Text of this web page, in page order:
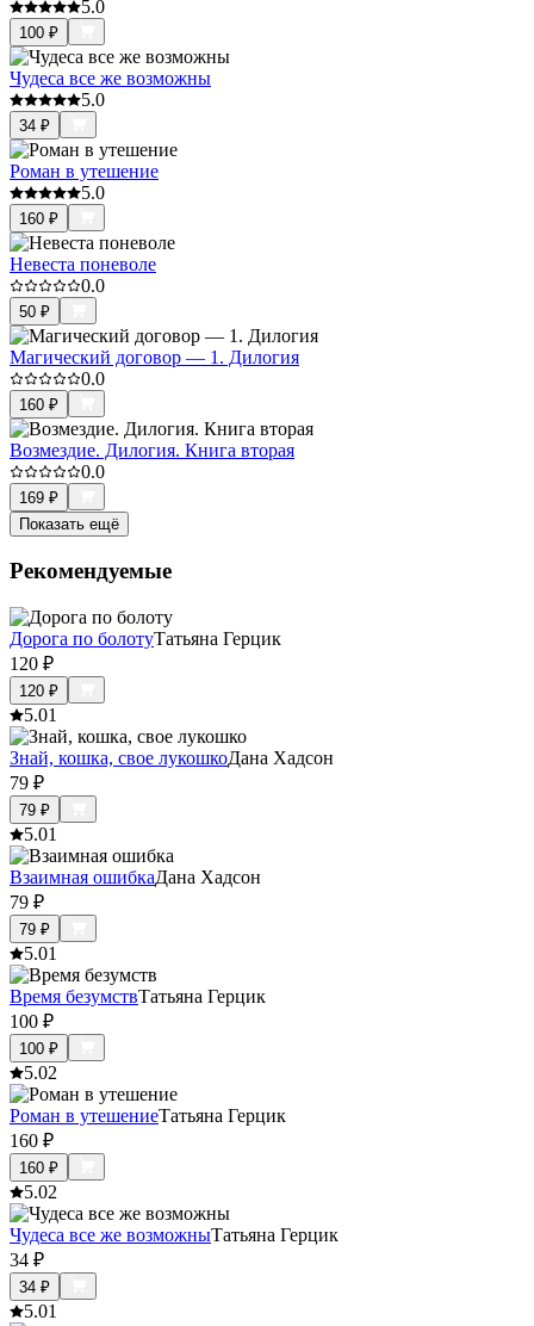
5.0
100 ₽
Чудеса все же возможны
5.0
34 ₽
Роман в утешение
5.0
160 ₽
Невеста поневоле
0.0
50 ₽
Магический договор — 1. Дилогия
0.0
160 ₽
Возмездие. Дилогия. Книга вторая
0.0
169 ₽
Показать ещё
Рекомендуемые
Дорога по болотуТатьяна Герцик
120 ₽
120 ₽
5.01
Знай, кошка, свое лукошкоДана Хадсон
79 ₽
79 ₽
5.01
Взаимная ошибкаДана Хадсон
79 ₽
79 ₽
5.01
Время безумствТатьяна Герцик
100 ₽
100 ₽
5.02
Роман в утешениеТатьяна Герцик
160 ₽
160 ₽
5.02
Чудеса все же возможныТатьяна Герцик
34 ₽
34 ₽
5.01